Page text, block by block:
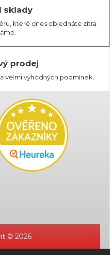
sklady
které dnes objednáte zítra
prodej
velmi výhodných podmínek.
© 2026